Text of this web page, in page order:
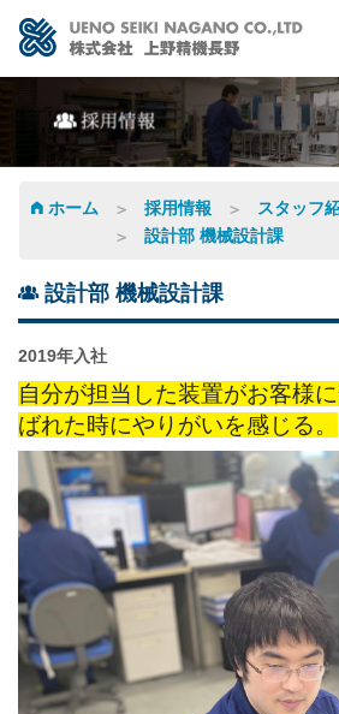
NEXT ONE
会社案内
業務内容
製品紹介
お問い合わせ
ホーム 採用情報
スタッフ
設計部 機械設計課
設計部 機械設計課
2019年入社
自分が担当した装置がお客様
ばれた時にやりがいを感じる。